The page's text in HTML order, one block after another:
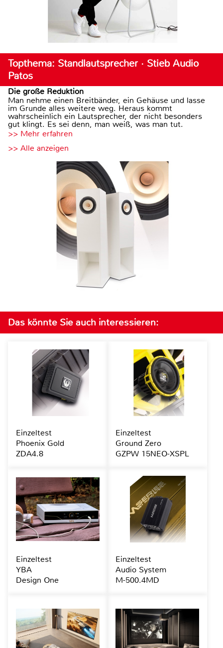
Topthema: Standlautsprecher · Stieb Audio
Patos
Die große Reduktion
Man nehme einen Breitbänder, ein Gehäuse und lasse
im Grunde alles weitere weg. Heraus kommt
wahrscheinlich ein Lautsprecher, der nicht besonders
gut klingt. Es sei denn, man weiß, was man tut.
>> Mehr erfahren
>> Alle anzeigen
Das könnte Sie auch interessieren:
Einzeltest
Phoenix Gold
ZDA4.8
Einzeltest
Ground Zero
GZPW 15NEO-XSPL
Einzeltest
YBA
Design One
Einzeltest
Audio System
M-500.4MD